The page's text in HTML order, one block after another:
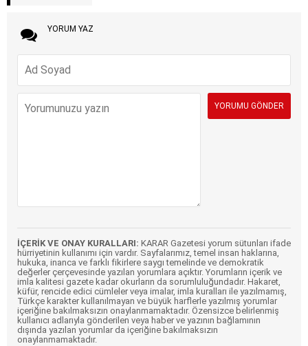
YORUM YAZ
İÇERİK VE ONAY KURALLARI: KARAR Gazetesi yorum sütunları ifade
hürriyetinin kullanımı için vardır. Sayfalarımız, temel insan haklarına,
hukuka, inanca ve farklı fikirlere saygı temelinde ve demokratik
değerler çerçevesinde yazılan yorumlara açıktır. Yorumların içerik ve
imla kalitesi gazete kadar okurların da sorumluluğundadır. Hakaret,
küfür, rencide edici cümleler veya imalar, imla kuralları ile yazılmamış,
Türkçe karakter kullanılmayan ve büyük harflerle yazılmış yorumlar
içeriğine bakılmaksızın onaylanmamaktadır. Özensizce belirlenmiş
kullanıcı adlarıyla gönderilen veya haber ve yazının bağlamının
dışında yazılan yorumlar da içeriğine bakılmaksızın
onaylanmamaktadır.